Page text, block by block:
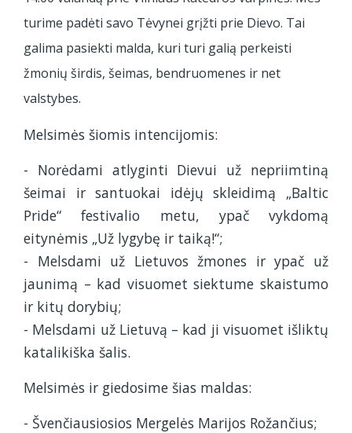
turime padėti savo Tėvynei grįžti prie Dievo. Tai
galima pasiekti malda, kuri turi galią perkeisti
žmonių širdis, šeimas, bendruomenes ir net
valstybes.
Melsimės šiomis intencijomis:
- Norėdami atlyginti Dievui už nepriimtiną
šeimai ir santuokai idėjų skleidimą „Baltic
Pride“ festivalio metu, ypač vykdomą
eitynėmis „Už lygybę ir taiką!“;
- Melsdami už Lietuvos žmones ir ypač už
jaunimą – kad visuomet siektume skaistumo
ir kitų dorybių;
- Melsdami už Lietuvą – kad ji visuomet išliktų
katalikiška šalis.
Melsimės ir giedosime šias maldas:
- Švenčiausiosios Mergelės Marijos Rožančius;